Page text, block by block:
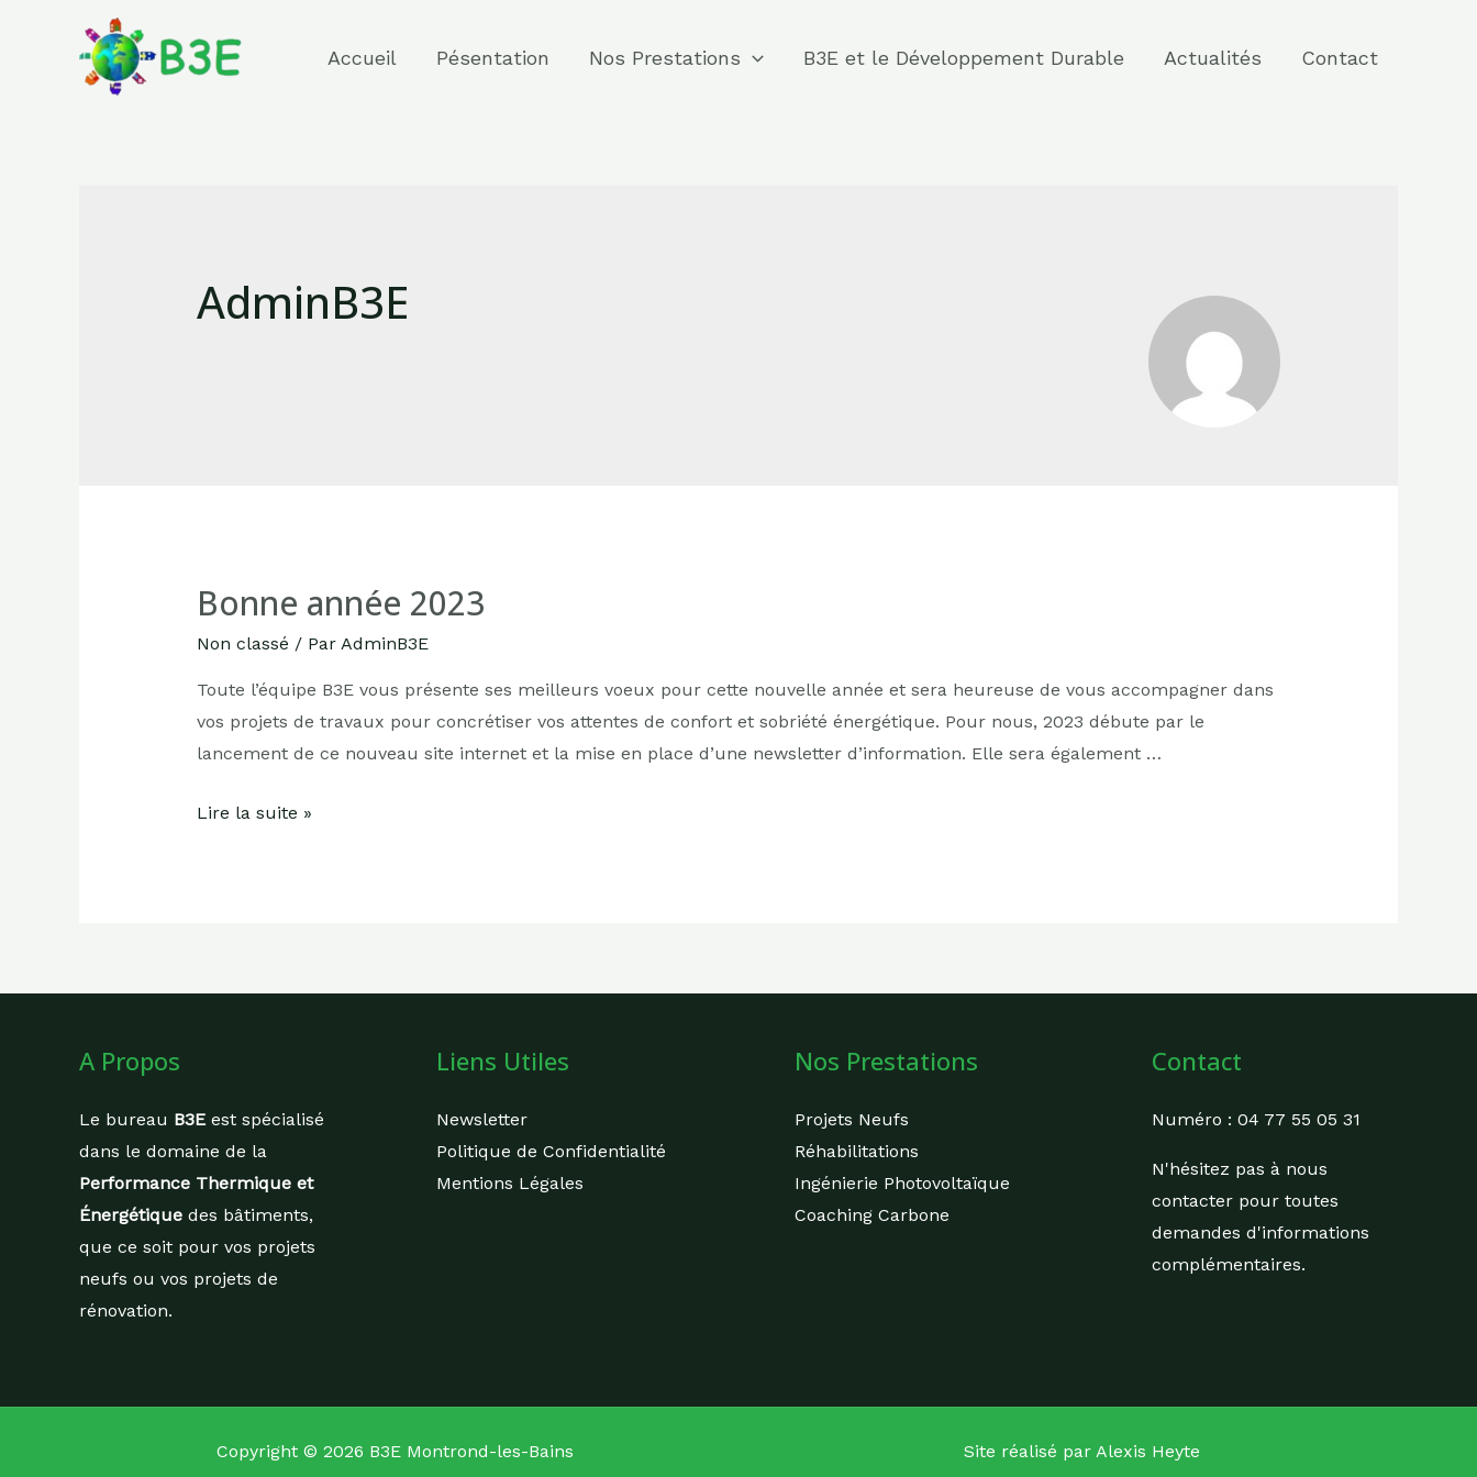
Accueil Pésentation Nos Prestations B3E et le Développement Durable Actualités Contact
AdminB3E
Bonne année 2023
Non classé / Par AdminB3E
Toute l’équipe B3E vous présente ses meilleurs voeux pour cette nouvelle année et sera heureuse de vous accompagner dans
vos projets de travaux pour concrétiser vos attentes de confort et sobriété énergétique. Pour nous, 2023 débute par le
lancement de ce nouveau site internet et la mise en place d’une newsletter d’information. Elle sera également …
Lire la suite »
A Propos
Le bureau B3E est spécialisé
dans le domaine de la
Performance Thermique et
Énergétique des bâtiments,
que ce soit pour vos projets
neufs ou vos projets de
rénovation.
Liens Utiles
Newsletter
Politique de Confidentialité
Mentions Légales
Nos Prestations
Projets Neufs
Réhabilitations
Ingénierie Photovoltaïque
Coaching Carbone
Contact
Numéro : 04 77 55 05 31
N'hésitez pas à nous
contacter pour toutes
demandes d'informations
complémentaires.
Copyright © 2026 B3E Montrond-les-Bains Site réalisé par Alexis Heyte